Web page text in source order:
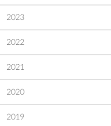
2023
2022
2021
2020
2019